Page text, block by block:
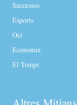
Successos
Esports
Oci
Economia
El Temps